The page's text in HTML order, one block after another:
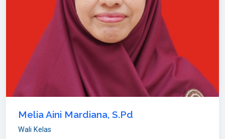
Melia Aini Mardiana, S.Pd
Wali Kelas